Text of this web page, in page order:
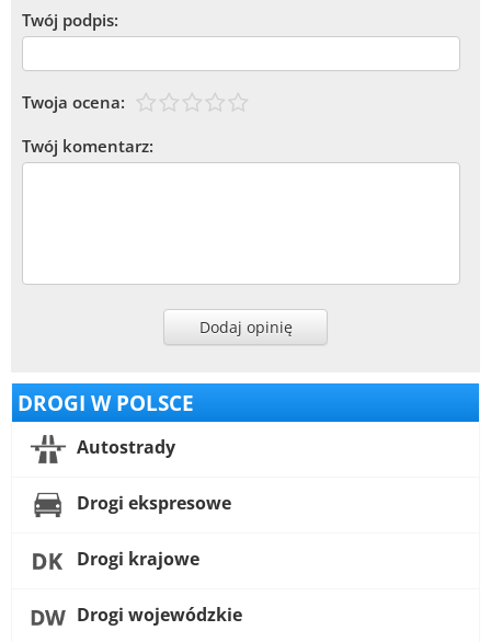
Twój podpis:
Twoja ocena:
Twój komentarz:
Dodaj opinię
DROGI W POLSCE
Autostrady
Drogi ekspresowe
Drogi krajowe
Drogi wojewódzkie